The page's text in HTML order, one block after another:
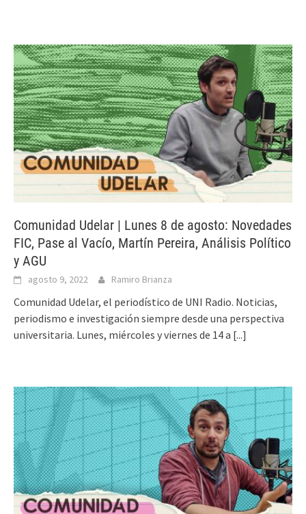
Comunidad Udelar | Lunes 8 de agosto: Novedades
FIC, Pase al Vacío, Martín Pereira, Análisis Político
y AGU
agosto 9, 2022 Ramiro Brianza
Comunidad Udelar, el periodístico de UNI Radio. Noticias,
periodismo e investigación siempre desde una perspectiva
universitaria. Lunes, miércoles y viernes de 14 a [...]